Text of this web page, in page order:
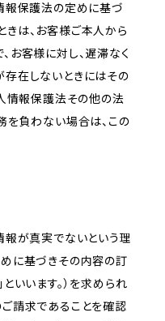
報保護法の定めに基づ
は、お客様ご本人から
お客様に対し、遅滞なく
在しないときにはその
人情報保護法その他の法
を負わない場合は、この
報が真実でないという理
に基づきその内容の訂
いいます。）を求められ
請求であることを確認